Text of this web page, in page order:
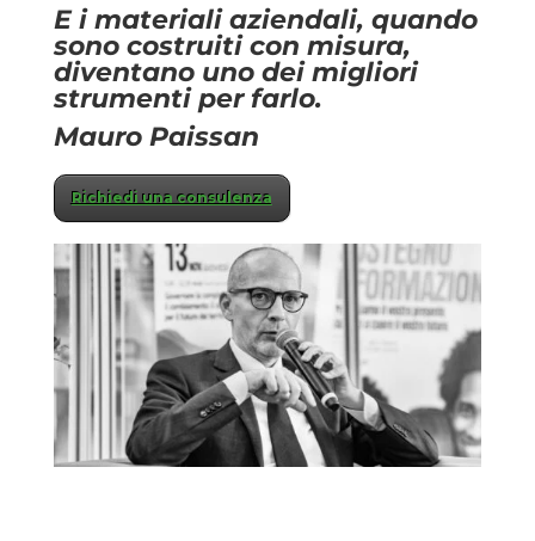
E i materiali aziendali, quando
sono costruiti con misura,
diventano uno dei migliori
strumenti per farlo.
Mauro Paissan
Richiedi una consulenza